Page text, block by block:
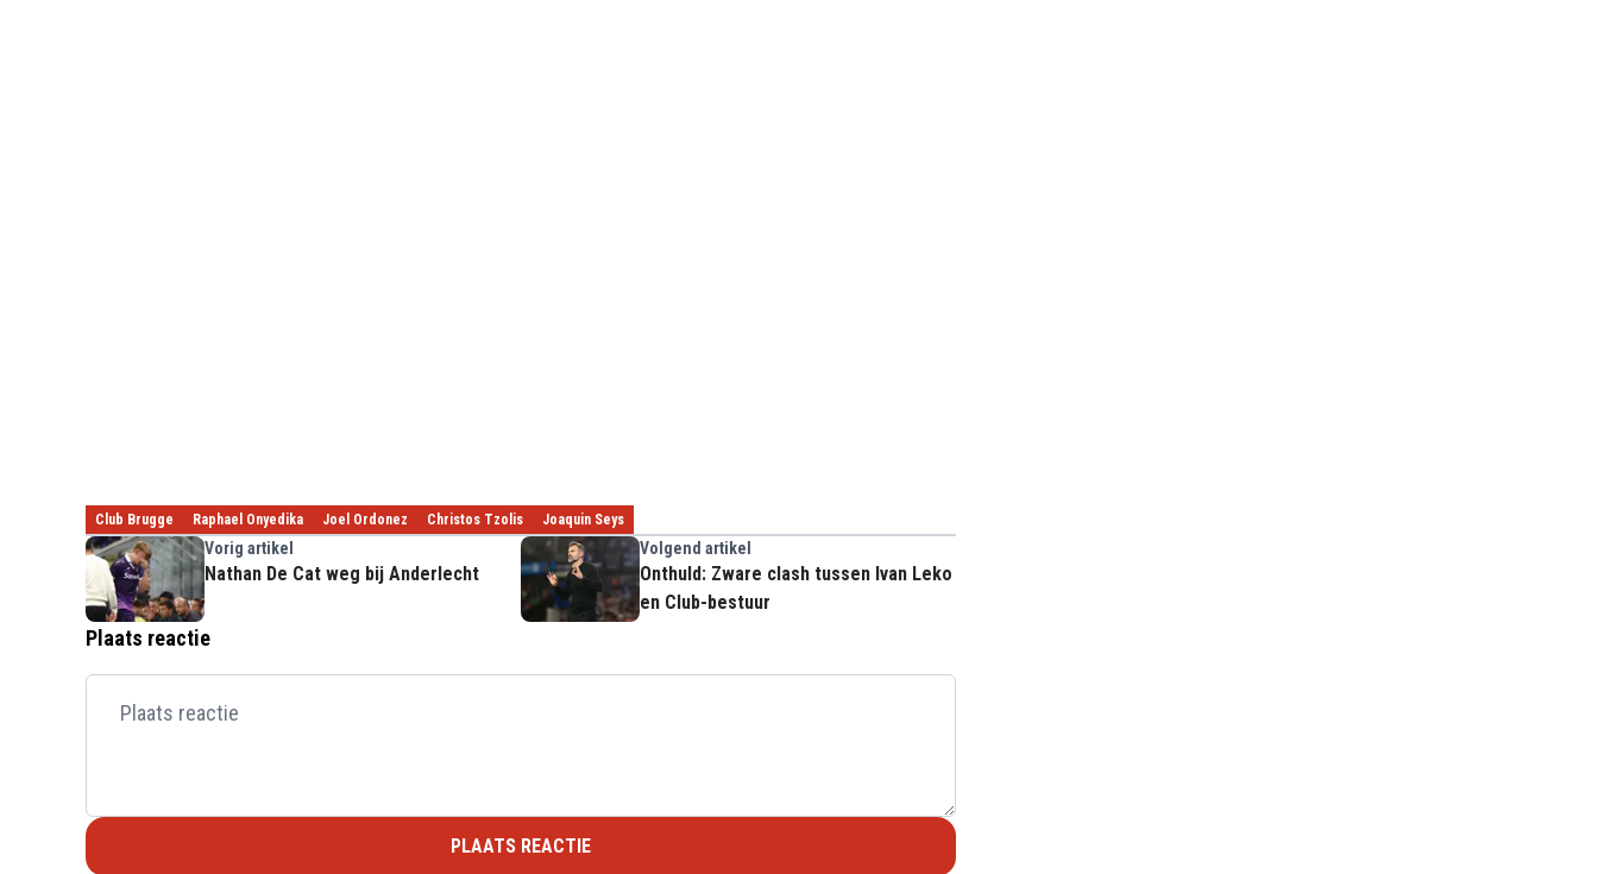
Club Brugge Raphael Onyedika Joel Ordonez Christos Tzolis Joaquin Seys
Vorig artikel
Nathan De Cat weg bij Anderlecht
Volgend artikel
Onthuld: Zware clash tussen Ivan Leko
en Club-bestuur
Plaats reactie
PLAATS REACTIE